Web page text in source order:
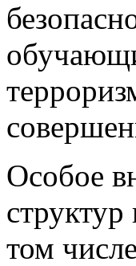
Особое
том